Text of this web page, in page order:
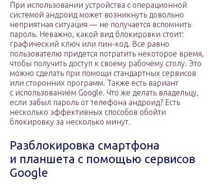
При использовании устройства с операционной
системой андроид может возникнуть довольно
неприятная ситуация — не получается вспомнить
пароль. Неважно, какой вид блокировки стоит:
графический ключ или пин-код. Все равно
пользователю придется потратить некоторое время,
чтобы получить доступ к своему рабочему столу. Это
можно сделать при помощи стандартных сервисов
или сторонних программ. Также есть вариант
с использованием Google. Что же делать владельцу,
если забыл пароль от телефона андроид? Есть
несколько эффективных способов обойти
блокировку за несколько минут.
Разблокировка смартфона
и планшета с помощью сервисов
Google